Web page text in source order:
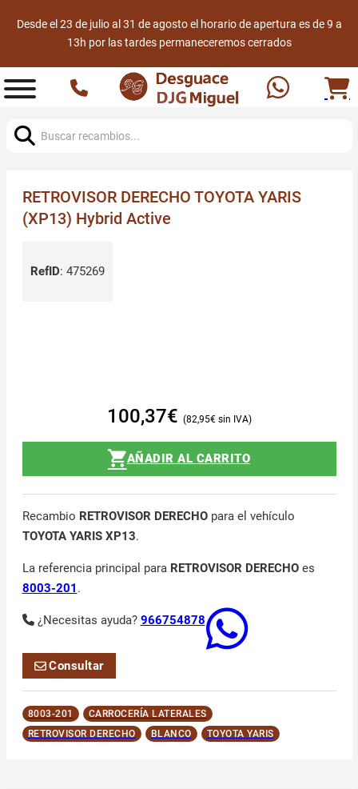
Desde el 23 de julio al 31 de agosto el horario de apertura es de 9 a
13h por las tardes permaneceremos cerrados
RETROVISOR DERECHO TOYOTA YARIS
(XP13) Hybrid Active
RefID: 475269
100,37€ 82,95€
AÑADIR AL CARRITO
Recambio RETROVISOR DERECHOpara el vehículo
TOYOTA YARIS XP13.
La referencia principal para RETROVISOR DERECHOes
8003-201 .
¿Necesitas ayuda? 966754878
Consultar
8003-201
CARROCERÍA LATERALES
RETROVISOR DERECHO
BLANCO TOYOTA YARIS